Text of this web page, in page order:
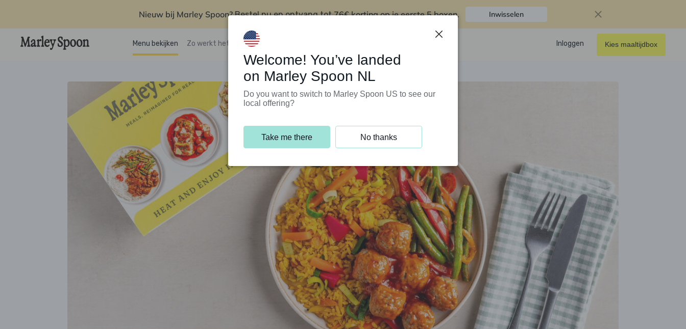
Nieuw bij Marley Spoon?Bestel nu en ontvang tot76€ korting op je eerste 5 boxen. Inwisselen
Menu bekijken Zo werkt het Klantenservice Inloggen Kies maaltijdbox
Welcome! You’ve landed
on Marley Spoon NL
Do you want to switch to Marley Spoon US to see our
local offering?
Take me there No thanks